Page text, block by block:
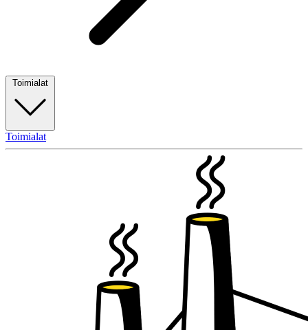
Toimialat
Toimialat